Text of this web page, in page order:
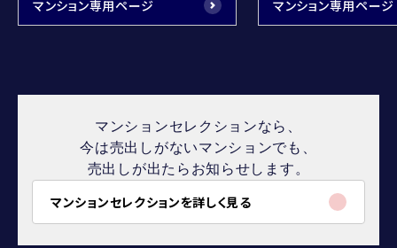
マンション専用ページ マンション専用ページ
マンションセレクションなら、
今は売出しがないマンションでも、
売出しが出たらお知らせします。
マンションセレクションを詳しく見る